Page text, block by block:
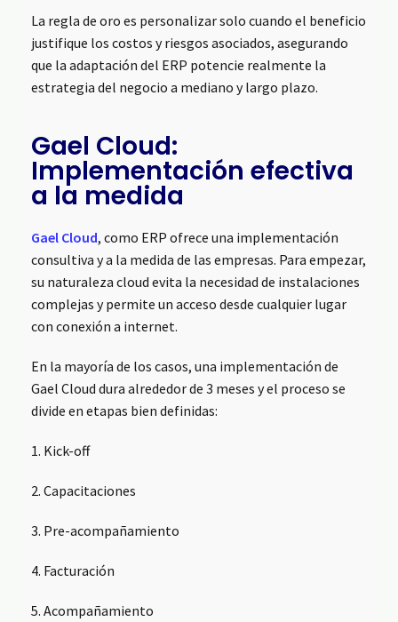
La regla de oro es personalizar solo cuando el beneficio
justifique los costos y riesgos asociados, asegurando
que la adaptación del ERP potencie realmente la
estrategia del negocio a mediano y largo plazo.
Gael Cloud:
Implementación efectiva
a la medida
Gael Cloud, como ERP ofrece una implementación
consultiva y a la medida de las empresas. Para empezar,
su naturaleza cloud evita la necesidad de instalaciones
complejas y permite un acceso desde cualquier lugar
con conexión a internet.
En la mayoría de los casos, una implementación de
Gael Cloud dura alrededor de 3 meses y el proceso se
divide en etapas bien definidas:
1. Kick-off
2. Capacitaciones
3. Pre-acompañamiento
4. Facturación
5. Acompañamiento